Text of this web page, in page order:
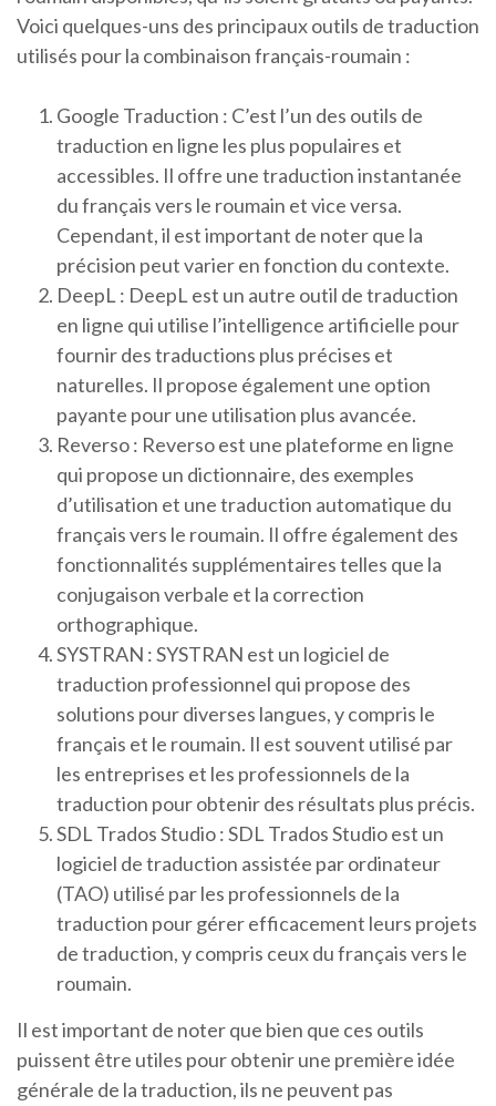
Voici quelques-uns des principaux outils de traduction
utilisés pour la combinaison français-roumain :
Google Traduction : C’est l’un des outils de
traduction en ligne les plus populaires et
accessibles. Il offre une traduction instantanée
du français vers le roumain et vice versa.
Cependant, il est important de noter que la
précision peut varier en fonction du contexte.
DeepL : DeepL est un autre outil de traduction
en ligne qui utilise l’intelligence artificielle pour
fournir des traductions plus précises et
naturelles. Il propose également une option
payante pour une utilisation plus avancée.
Reverso : Reverso est une plateforme en ligne
qui propose un dictionnaire, des exemples
d’utilisation et une traduction automatique du
français vers le roumain. Il offre également des
fonctionnalités supplémentaires telles que la
conjugaison verbale et la correction
orthographique.
SYSTRAN : SYSTRAN est un logiciel de
traduction professionnel qui propose des
solutions pour diverses langues, y compris le
français et le roumain. Il est souvent utilisé par
les entreprises et les professionnels de la
traduction pour obtenir des résultats plus précis.
SDL Trados Studio : SDL Trados Studio est un
logiciel de traduction assistée par ordinateur
(TAO) utilisé par les professionnels de la
traduction pour gérer efficacement leurs projets
de traduction, y compris ceux du français vers le
roumain.
Il est important de noter que bien que ces outils
puissent être utiles pour obtenir une première idée
générale de la traduction, ils ne peuvent pas